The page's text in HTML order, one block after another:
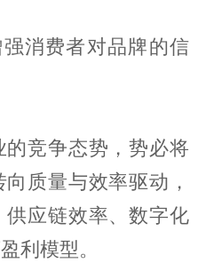
消费者对品牌的信
竞争态势，势必将
质量与效率驱动，
应链效率、数字化
利模型。